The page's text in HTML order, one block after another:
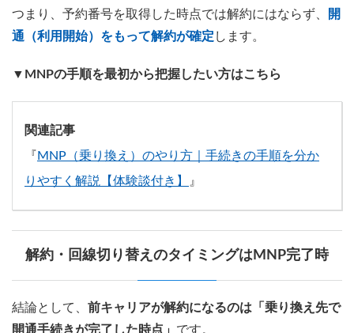
つまり、予約番号を取得した時点では解約にはならず、
開
通（利用開始）をもって解約が確定 します。
▼MNPの手順を最初から把握したい方はこちら
関連記事
『 MNP（乗り換え）のやり方｜手続きの手順を分か
りやすく解説【体験談付き】
』
解約・回線切り替えのタイミングはMNP完了時
結論として、 前キャリアが解約になるのは「乗り換え先で
開通手続きが完了した時点」 です。